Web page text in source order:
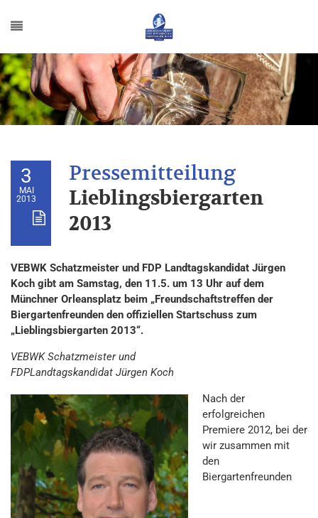
3
MAI
2013
Lieblingsbiergarten
2013
VEBWK Schatzmeister und FDP Landtagskandidat Jürgen
Koch gibt am Samstag, den 11.5. um 13 Uhr auf dem
Münchner Orleansplatz beim „Freundschaftstreffen der
Biergartenfreunden den offiziellen Startschuss zum
„Lieblingsbiergarten 2013“.
VEBWK Schatzmeister und
FDPLandtagskandidat Jürgen Koch
Nach der
erfolgreichen
Premiere 2012, bei der
wir zusammen mit
den
Biergartenfreunden